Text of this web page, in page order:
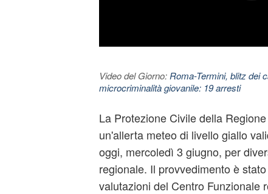
Video del Giorno: Roma-Termini, blitz dei
microcriminalità giovanile: 19 arresti
La Protezione Civile della
un'allerta meteo di livello giallo
oggi, mercoledì 3 giugno, per
regionale. Il provvedimento è
valutazioni del Centro Funzionale